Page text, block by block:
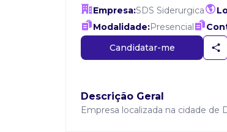
Empresa:SDS Siderurgica
Modalidade:Presencial
Candidatar-me
Descrição Geral
Empresa localizada na cidade